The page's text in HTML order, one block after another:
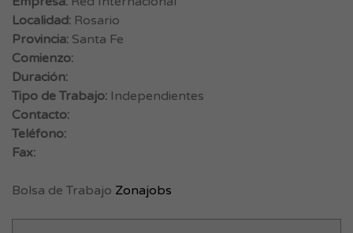
Localidad: Rosario
Provincia: Santa Fe
Comienzo:
Duración:
Tipo de Trabajo: Independientes
Contacto:
Teléfono:
Fax:
Bolsa de Trabajo Zonajobs